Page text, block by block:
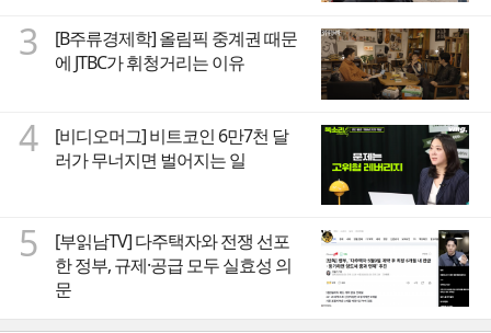
3
[B주류경제학] 올림픽 중계권 때문
에 JTBC가 휘청거리는 이유
4
[비디오머그] 비트코인 6만7천 달
러가 무너지면 벌어지는 일
5
[부읽남TV] 다주택자와 전쟁 선포
한 정부, 규제·공급 모두 실효성 의
문